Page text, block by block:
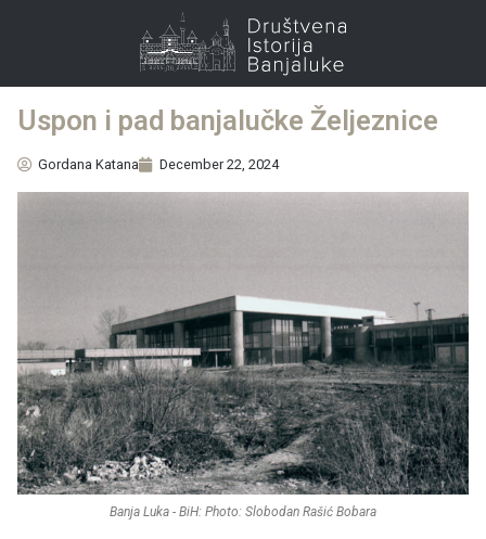
Uspon i pad banjalučke Željeznice
Gordana Katana December 22, 2024
Banja Luka - BiH: Photo: Slobodan Rašić Bobara